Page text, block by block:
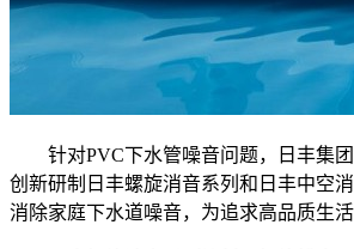
针对PVC下水管噪音问题，日丰集团
创新研制日丰螺旋消音系列和日丰中空
消除家庭下水道噪音，为追求高品质生